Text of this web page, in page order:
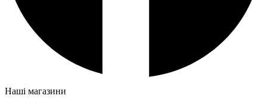
Наші магазини